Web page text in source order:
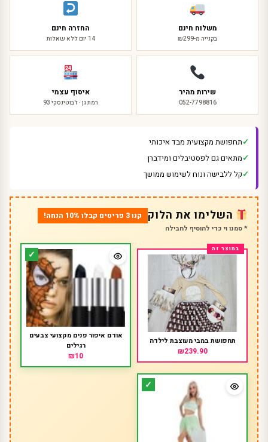
משלוח חינם
בקנייה מ-₪299
החזרה חינם
14 יום ללא שאלות
שירות מהיר
052-7798816
איסוף עצמי
רמת גן · ז'בוטינסקי 93
תחפושת מקצועית מבד איכותי
מתאים גם לפסטיבלים ומידברן
קל ללבישה ונוח לשימוש ממושך
השלימו את הלוק קנו 3 פריטים קבלו 10% הנחה!
* סמנו וי כדי להוסיף לחבילה
תחפושת במבי מעוצבת לילדה
₪239.90
אודם איפור פנים מקצועי צבעים
רגילים
₪10